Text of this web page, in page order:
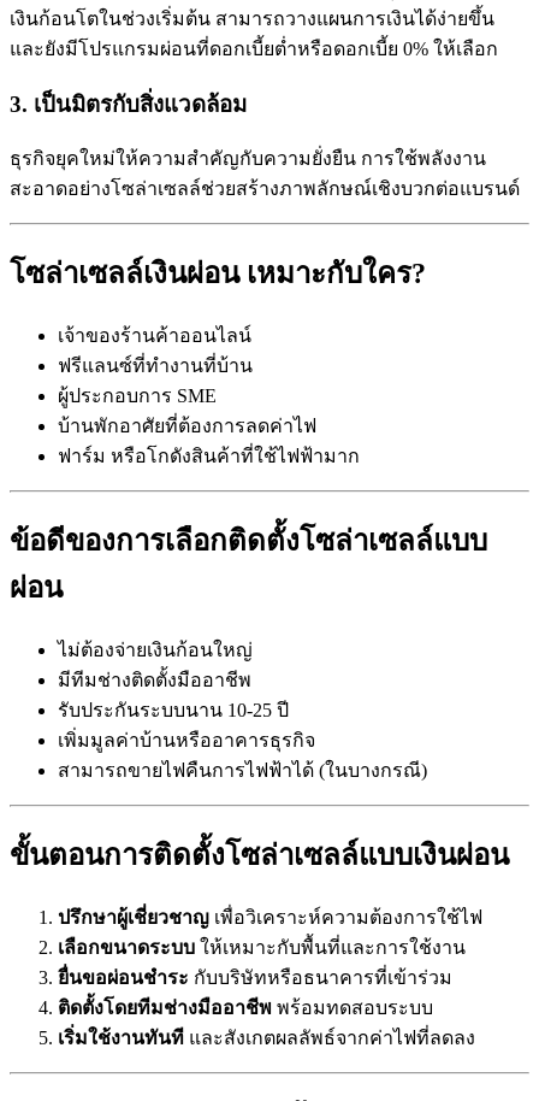
เงินก้อนโตในช่วงเริ่มต้น สามารถวางแผนการเงินได้ง่ายขึ้น
และยังมีโปรแกรมผ่อนที่ดอกเบี้ยต่ำหรือดอกเบี้ย 0% ให้เลือก
3. เป็นมิตรกับสิ่งแวดล้อม
ธุรกิจยุคใหม่ให้ความสำคัญกับความยั่งยืน การใช้พลังงาน
สะอาดอย่างโซล่าเซลล์ช่วยสร้างภาพลักษณ์เชิงบวกต่อแบรนด์
โซล่าเซลล์เงินผ่อน เหมาะกับใคร?
เจ้าของร้านค้าออนไลน์
ฟรีแลนซ์ที่ทำงานที่บ้าน
ผู้ประกอบการ SME
บ้านพักอาศัยที่ต้องการลดค่าไฟ
ฟาร์ม หรือโกดังสินค้าที่ใช้ไฟฟ้ามาก
ข้อดีของการเลือกติดตั้งโซล่าเซลล์แบบ
ผ่อน
ไม่ต้องจ่ายเงินก้อนใหญ่
มีทีมช่างติดตั้งมืออาชีพ
รับประกันระบบนาน 10-25 ปี
เพิ่มมูลค่าบ้านหรืออาคารธุรกิจ
สามารถขายไฟคืนการไฟฟ้าได้ (ในบางกรณี)
ขั้นตอนการติดตั้งโซล่าเซลล์แบบเงินผ่อน
ปรึกษาผู้เชี่ยวชาญ เพื่อวิเคราะห์ความต้องการใช้ไฟ
เลือกขนาดระบบ ให้เหมาะกับพื้นที่และการใช้งาน
ยื่นขอผ่อนชำระ กับบริษัทหรือธนาคารที่เข้าร่วม
ติดตั้งโดยทีมช่างมืออาชีพ พร้อมทดสอบระบบ
เริ่มใช้งานทันที และสังเกตผลลัพธ์จากค่าไฟที่ลดลง